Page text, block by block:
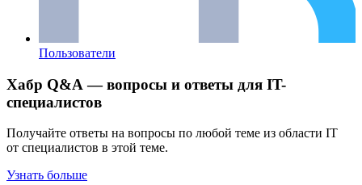
Пользователи
Хабр Q&A — вопросы и ответы для IT-
специалистов
Получайте ответы на вопросы по любой теме из области IT
от специалистов в этой теме.
Узнать больше